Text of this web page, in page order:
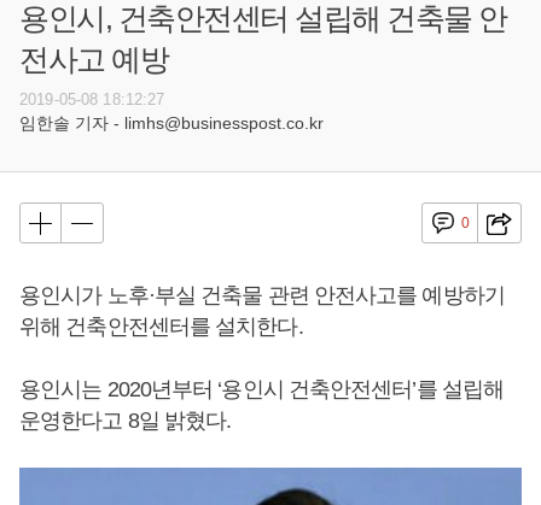
용인시, 건축안전센터 설립해 건축물 안
전사고 예방
2019-05-08 18:12:27
임한솔 기자 - limhs@businesspost.co.kr
0
용인시가 노후·부실 건축물 관련 안전사고를 예방하기
위해 건축안전센터를 설치한다.
용인시는 2020년부터 ‘용인시 건축안전센터’를 설립해
운영한다고 8일 밝혔다.